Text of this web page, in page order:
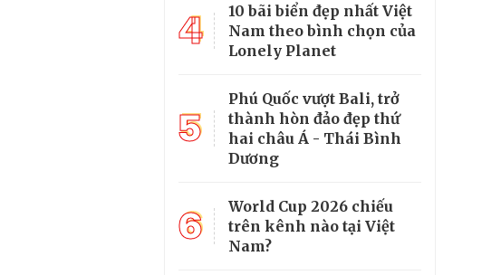
4
10 bãi biển đẹp nhất Việt
Nam theo bình chọn của
Lonely Planet
5
Phú Quốc vượt Bali, trở
thành hòn đảo đẹp thứ
hai châu Á - Thái Bình
Dương
6
World Cup 2026 chiếu
trên kênh nào tại Việt
Nam?